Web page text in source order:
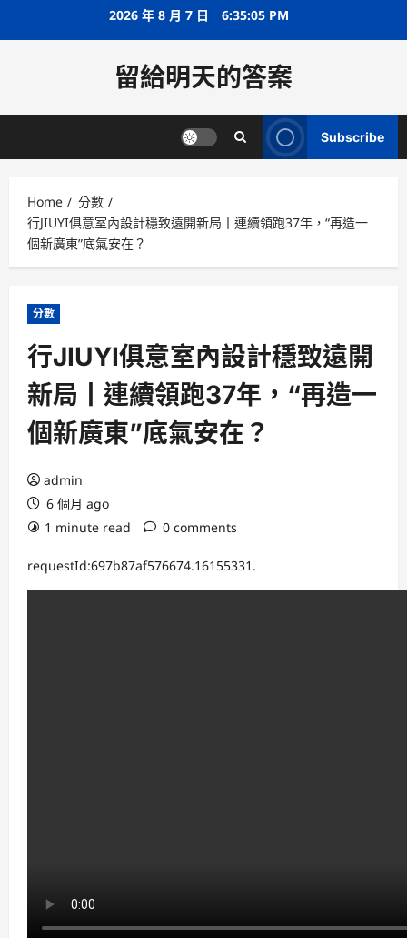
2026 年 8 月 7 日 6:35:06 PM
留給明天的答案
Subscribe
Home
分數
行JIUYI俱意室內設計穩致遠開新局丨連續領跑37年，“再造一
個新廣東”底氣安在？
分數
行JIUYI俱意室內設計穩致遠開
新局丨連續領跑37年，“再造一
個新廣東”底氣安在？
admin
6 個月 ago
1 minute read
0 comments
requestId:697b87af576674.16155331.